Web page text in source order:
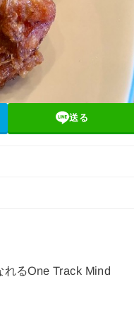
送る
れるOne Track Mind